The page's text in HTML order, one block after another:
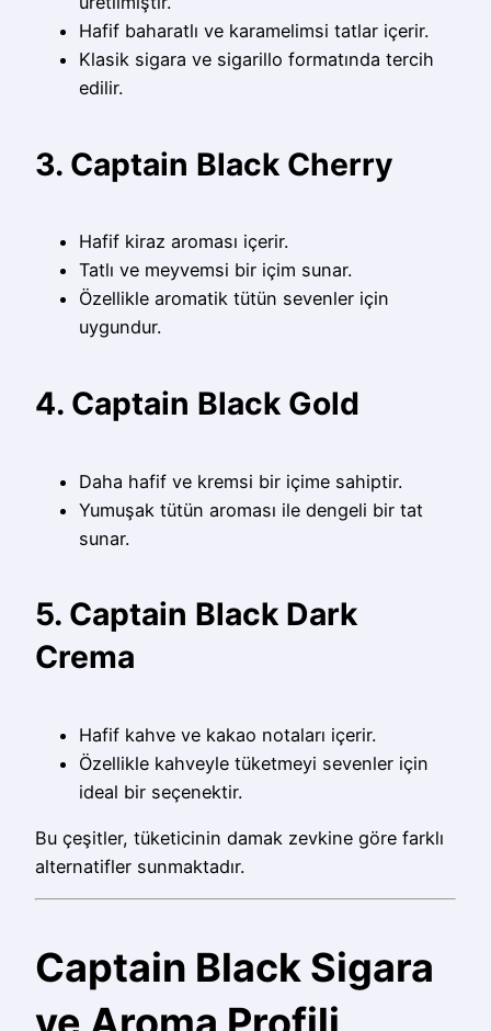
Hafif baharatlı ve karamelimsi tatlar içerir.
Klasik sigara ve sigarillo formatında tercih
edilir.
3. Captain Black Cherry
Hafif kiraz aroması içerir.
Tatlı ve meyvemsi bir içim sunar.
Özellikle aromatik tütün sevenler için
uygundur.
4. Captain Black Gold
Daha hafif ve kremsi bir içime sahiptir.
Yumuşak tütün aroması ile dengeli bir tat
sunar.
5. Captain Black Dark
Crema
Hafif kahve ve kakao notaları içerir.
Özellikle kahveyle tüketmeyi sevenler için
ideal bir seçenektir.
Bu çeşitler, tüketicinin damak zevkine göre farklı
alternatifler sunmaktadır.
Captain Black Sigara